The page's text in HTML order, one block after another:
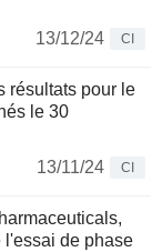
13/12/24
CI
résultats pour le
le 30
13/11/24
CI
l'essai de phase